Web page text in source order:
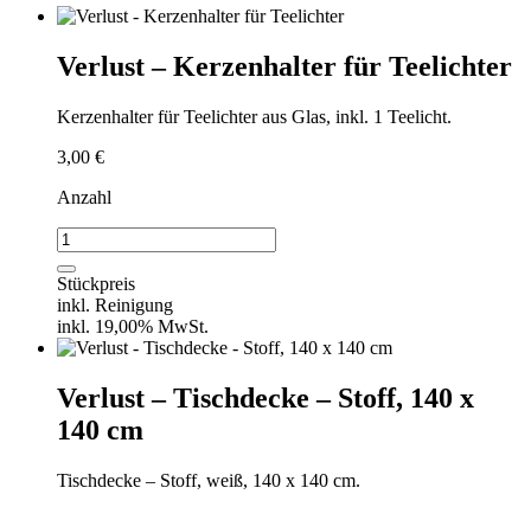
Verlust – Kerzenhalter für Teelichter
Kerzenhalter für Teelichter aus Glas, inkl. 1 Teelicht.
3,00 €
Anzahl
Verlust
-
Kerzenhalter
für
Teelichter
Menge
Stückpreis
inkl. Reinigung
inkl. 19,00% MwSt.
Verlust – Tischdecke – Stoff, 140 x
140 cm
Tischdecke – Stoff, weiß, 140 x 140 cm.